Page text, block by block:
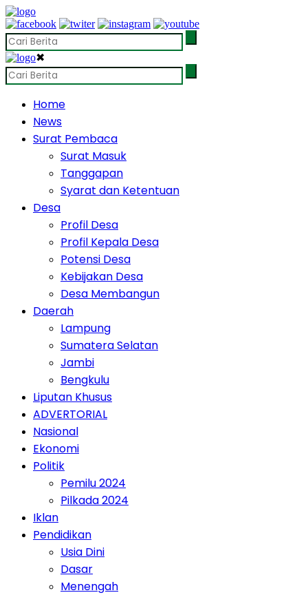
✖
Home
News
Surat Pembaca
Surat Masuk
Tanggapan
Syarat dan Ketentuan
Desa
Profil Desa
Profil Kepala Desa
Potensi Desa
Kebijakan Desa
Desa Membangun
Daerah
Lampung
Sumatera Selatan
Jambi
Bengkulu
Liputan Khusus
ADVERTORIAL
Nasional
Ekonomi
Politik
Pemilu 2024
Pilkada 2024
Iklan
Pendidikan
Usia Dini
Dasar
Menengah